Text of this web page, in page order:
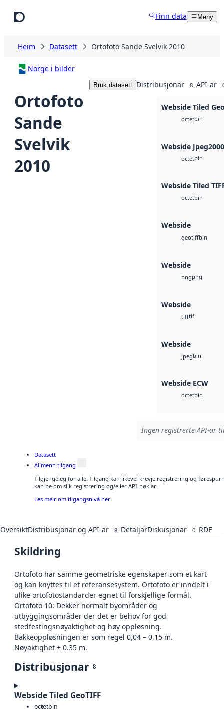
Finn data Meny
Heim Datasett Ortofoto Sande Svelvik 2010
Norge i bilder
Ortofoto
Sande
Svelvik
2010
Bruk datasett Distribusjonar 8 API-ar
Webside Tiled
octetbin
Webside Jpeg2000
octetbin
Webside Tiled
octetbin
Webside
geotiffbin
Webside
pngpng
Webside
tifftif
Webside
jpegbin
Webside ECW
octetbin
Ingen registrerte API-ar
Datasett
Allmenn tilgang
Tilgjengeleg for alle. Tilgang kan likevel krevje registrering og
kan be om slik registrering og/eller API-nøklar.
Les meir om tilgangsnivå her
OversiktDistribusjonar og API-ar 8 DetaljarDiskusjonar 0 RDF
Skildring
Ortofoto har samme geometriske egenskaper som et kart
og kan knyttes til et referansesystem. Ortofoto er inndelt i
ulike ortofotostandarder egnet til forskjellige formål.
Ortofoto 10: Dekker normalt byområder og
utbyggingsområder der det er behov for god
stedfestingsnøyaktighet og høy oppløsning.
Bakkeoppløsningen er som regel 0,04 – 0,15 m.
Nøyaktighet ± 0.35 m.
Distribusjonar 8
Webside Tiled GeoTIFF
octetbin